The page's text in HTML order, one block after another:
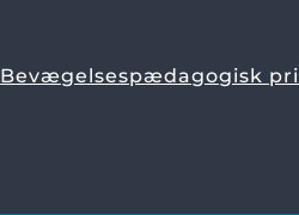
Bevægelsespædagogisk